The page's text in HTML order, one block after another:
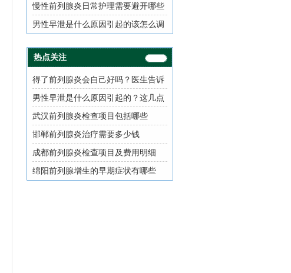
慢性前列腺炎日常护理需要避开哪些
误区
男性早泄是什么原因引起的该怎么调
热点关注
得了前列腺炎会自己好吗？医生告诉
你真相
男性早泄是什么原因引起的？这几点
需了解
武汉前列腺炎检查项目包括哪些
邯郸前列腺炎治疗需要多少钱
成都前列腺炎检查项目及费用明细
绵阳前列腺增生的早期症状有哪些